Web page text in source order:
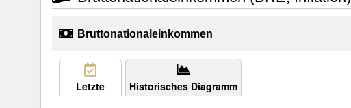
Bruttonationaleinkommen
Letzte Historisches Diagramm